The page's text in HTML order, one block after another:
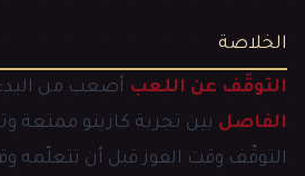
الخلاصة
التوقّف عن اللعب أصعب من
الفاصل بين تجربة كازينو ممتعة
التوقّف وقت الفوز قبل أن تتعلّمه